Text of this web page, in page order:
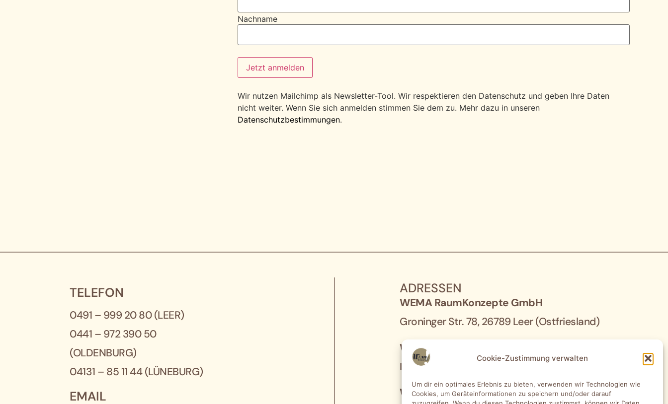
Cookie-Zustimmung verwalten
Um dir ein optimales Erlebnis zu bieten, verwenden wir Technologien wie
Cookies, um Geräteinformationen zu speichern und/oder darauf
Nachname
Wir nutzen Mailchimp als Newsletter-Tool. Wir respektieren den Datenschutz und geben Ihre Daten
nicht weiter. Wenn Sie sich anmelden stimmen Sie dem zu. Mehr dazu in unseren
Datenschutzbestimmungen.
TELEFON
0491 – 999 20 80(LEER)
0441 – 972 390 50
(OLDENBURG)
04131 – 85 11 44(LÜNEBURG)
EMAIL
ADRESSEN
WEMA RaumKonzepte GmbH
Groninger Str. 78, 26789 Leer (Ostfriesland)
WEMA RaumKonzepte GmbH Oldenburg
Im Kleigrund 10, 26135 Oldenburg
WEMA RaumKonzepte GmbH Lüneburg